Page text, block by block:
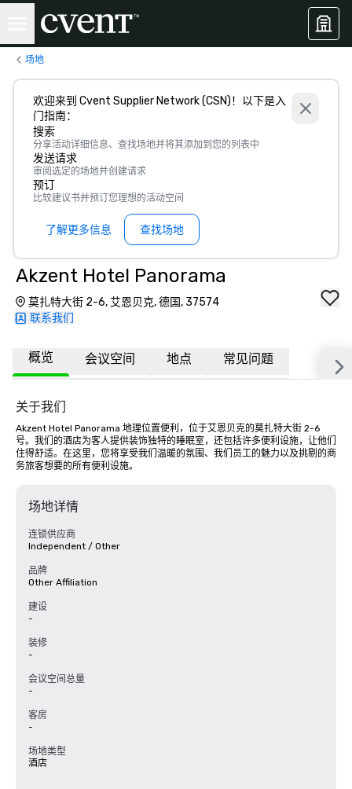
场地
欢迎来到 Cvent Supplier Network (CSN)！以下是入
门指南：
搜索
分享活动详细信息、查找场地并将其添加到您的列表中
发送请求
审阅选定的场地并创建请求
预订
比较建议书并预订您理想的活动空间
了解更多信息 查找场地
Akzent Hotel Panorama
莫扎特大街 2-6, 艾恩贝克, 德国, 37574
联系我们
概览 会议空间 地点 常见问题
关于我们
Akzent Hotel Panorama 地理位置便利，位于艾恩贝克的莫扎特大街 2-6
号。我们的酒店为客人提供装饰独特的睡眠室，还包括许多便利设施，让他们
住得舒适。在这里，您将享受我们温暖的氛围、我们员工的魅力以及挑剔的商
务旅客想要的所有便利设施。
场地详情
连锁供应商
Independent / Other
品牌
Other Affiliation
建设
-
装修
-
会议空间总量
-
客房
-
场地类型
酒店